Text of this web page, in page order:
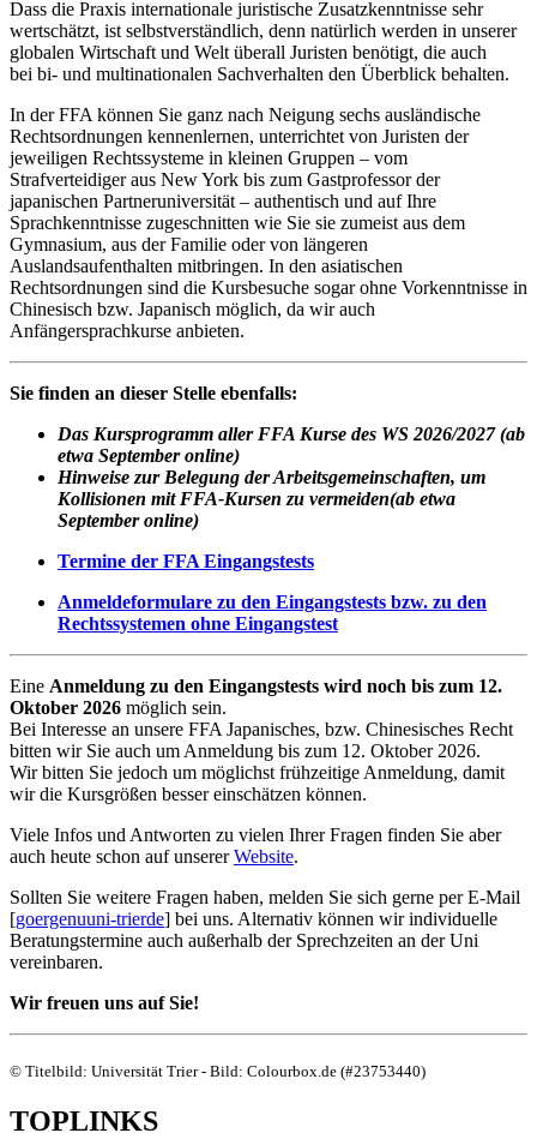
Dass die Praxis internationale juristische Zusatzkenntnisse sehr
wertschätzt, ist selbstverständlich, denn natürlich werden in unserer
globalen Wirtschaft und Welt überall Juristen benötigt, die auch
bei bi- und multinationalen Sachverhalten den Überblick behalten.
In der FFA können Sie ganz nach Neigung sechs ausländische
Rechtsordnungen kennenlernen, unterrichtet von Juristen der
jeweiligen Rechtssysteme in kleinen Gruppen – vom
Strafverteidiger aus New York bis zum Gastprofessor der
japanischen Partneruniversität – authentisch und auf Ihre
Sprachkenntnisse zugeschnitten wie Sie sie zumeist aus dem
Gymnasium, aus der Familie oder von längeren
Auslandsaufenthalten mitbringen. In den asiatischen
Rechtsordnungen sind die Kursbesuche sogar ohne Vorkenntnisse in
Chinesisch bzw. Japanisch möglich, da wir auch
Anfängersprachkurse anbieten.
Sie finden an dieser Stelle ebenfalls:
Das Kursprogramm aller FFA Kurse des WS 2026/2027 (ab
etwa September online)
Hinweise zur Belegung der Arbeitsgemeinschaften, um
Kollisionen mit FFA-Kursen zu vermeiden(ab etwa
September online)
Termine der FFA Eingangstests
Anmeldeformulare zu den Eingangstests bzw. zu den
Rechtssystemen ohne Eingangstest
Eine Anmeldung zu den Eingangstests wird noch bis zum 12.
Oktober 2026 möglich sein.
Bei Interesse an unsere FFA Japanisches, bzw. Chinesisches Recht
bitten wir Sie auch um Anmeldung bis zum 12. Oktober 2026.
Wir bitten Sie jedoch um möglichst frühzeitige Anmeldung, damit
wir die Kursgrößen besser einschätzen können.
Viele Infos und Antworten zu vielen Ihrer Fragen finden Sie aber
auch heute schon auf unsererWebsite.
Sollten Sie weitere Fragen haben, melden Sie sich gerne per E-Mail
[goergenuuni-trierde] bei uns. Alternativ können wir individuelle
Beratungstermine auch außerhalb der Sprechzeiten an der Uni
vereinbaren.
Wir freuen uns auf Sie!
© Titelbild: Universität Trier - Bild: Colourbox.de (#23753440)
TOPLINKS